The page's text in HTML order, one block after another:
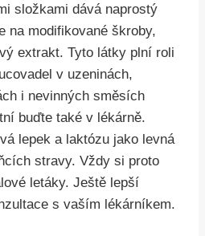
složkami dává naprostý
na modifikované škroby,
extrakt. Tyto látky plní roli
v uzeninách,
i nevinných směsích
buďte také v lékárně.
lepek a laktózu jako levná
stravy. Vždy si proto
letáky. Ještě lepší
s vaším lékárníkem.